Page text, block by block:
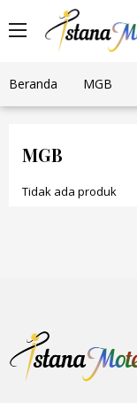
Beranda MGB
MGB
Tidak ada produk